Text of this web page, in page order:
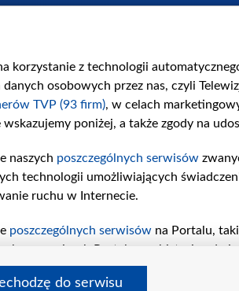
nadawcy
korzystanie z technologii
osobowych przez nas, czyli
TVP (93 firm), w celach
poniżej, a także zgody na
naszych poszczególnych serwisów
technologii umożliwiających
ruchu w Internecie.
poszczególnych serwisów na Portalu,
w serwisach Portalu czy historia
celów i funkcji: przechowywania
reklam, tworzenia profilu
do serwisu